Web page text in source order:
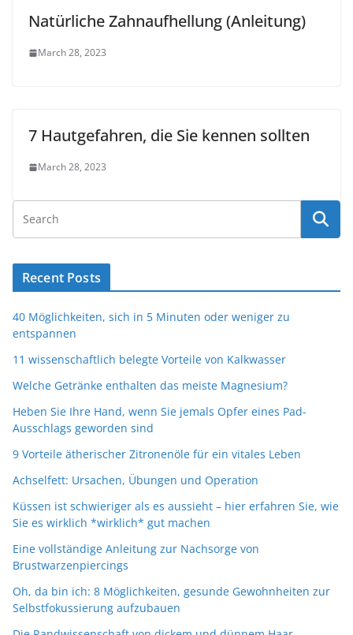
Natürliche Zahnaufhellung (Anleitung)
March 28, 2023
7 Hautgefahren, die Sie kennen sollten
March 28, 2023
Recent Posts
40 Möglichkeiten, sich in 5 Minuten oder weniger zu
entspannen
11 wissenschaftlich belegte Vorteile von Kalkwasser
Welche Getränke enthalten das meiste Magnesium?
Heben Sie Ihre Hand, wenn Sie jemals Opfer eines Pad-
Ausschlags geworden sind
9 Vorteile ätherischer Zitronenöle für ein vitales Leben
Achselfett: Ursachen, Übungen und Operation
Küssen ist schwieriger als es aussieht – hier erfahren Sie, wie
Sie es wirklich *wirklich* gut machen
Eine vollständige Anleitung zur Nachsorge von
Brustwarzenpiercings
Oh, da bin ich: 8 Möglichkeiten, gesunde Gewohnheiten zur
Selbstfokussierung aufzubauen